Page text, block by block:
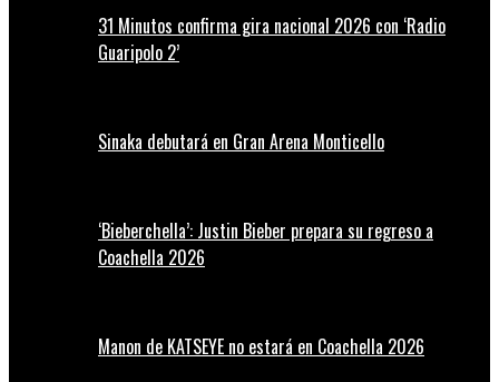
31 Minutos confirma gira nacional 2026 con ‘Radio
Guaripolo 2’
Sinaka debutará en Gran Arena Monticello
‘Bieberchella’: Justin Bieber prepara su regreso a
Coachella 2026
Manon de KATSEYE no estará en Coachella 2026